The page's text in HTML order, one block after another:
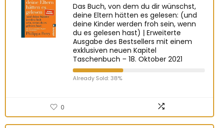
Das Buch, von dem du dir wünschst,
deine Eltern hätten es gelesen: (und
deine Kinder werden froh sein, wenn
du es gelesen hast) | Erweiterte
Ausgabe des Bestsellers mit einem
exklusiven neuen Kapitel
Taschenbuch – 18. Oktober 2021
Already Sold: 38%
0